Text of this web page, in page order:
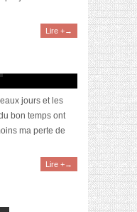
Lire +→
#59 : vive le
jours et les
bon temps ont
ma perte de
Lire +→